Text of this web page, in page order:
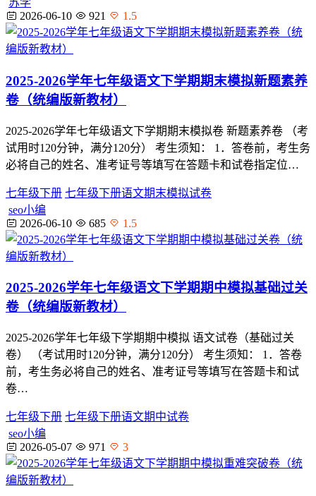
苏学
2026-06-10
921 1.5
2025-2026学年七年级语文下学期期末模拟新题素养
卷（统编版新教材）
2025-2026学年七年级语文下学期期末模拟卷 新题素养卷 （考
试用时120分钟，满分120分） 考生须知： 1．答卷前，考生务
必将自己的姓名、准考证号等填写在答题卡和试卷指定位…
七年级下册 七年级下册语文期末模拟试卷
seo小编
2026-06-10
685 1.5
2025-2026学年七年级语文下学期期中模拟基础过关
卷（统编版新教材）
2025-2026学年七年级下学期期中模拟 语文试卷（基础过关
卷） （考试用时120分钟，满分120分） 考生须知： 1．答卷
前，考生务必将自己的姓名、准考证号等填写在答题卡和试
卷…
七年级下册 七年级下册语文期中试卷
seo小编
2026-05-07
971 3